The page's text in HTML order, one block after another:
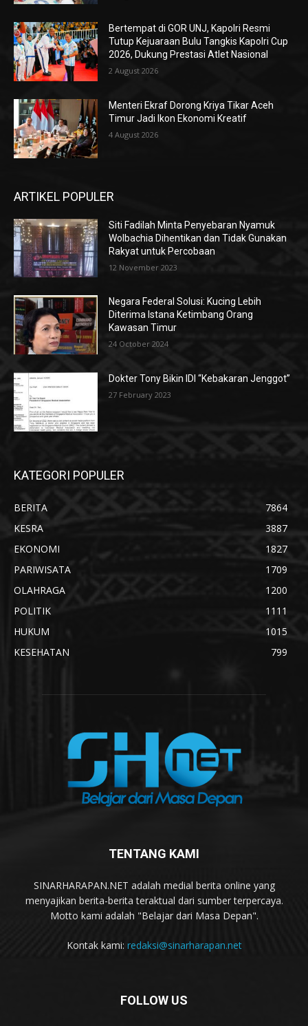
Bertempat di GOR UNJ, Kapolri Resmi
Tutup Kejuaraan Bulu Tangkis Kapolri Cup
2026, Dukung Prestasi Atlet Nasional
2 August 2026
Menteri Ekraf Dorong Kriya Tikar Aceh
Timur Jadi Ikon Ekonomi Kreatif
4 August 2026
ARTIKEL POPULER
Siti Fadilah Minta Penyebaran Nyamuk
Wolbachia Dihentikan dan Tidak Gunakan
Rakyat untuk Percobaan
12 November 2023
Negara Federal Solusi: Kucing Lebih
Diterima Istana Ketimbang Orang
Kawasan Timur
24 October 2024
Dokter Tony Bikin IDI “Kebakaran Jenggot”
27 February 2023
KATEGORI POPULER
BERITA
7864
KESRA
3887
EKONOMI
1827
PARIWISATA
1709
OLAHRAGA
1200
POLITIK
1111
HUKUM
1015
KESEHATAN
799
TENTANG KAMI
SINARHARAPAN.NET adalah medial berita online yang
menyajikan berita-berita teraktual dari sumber terpercaya.
Motto kami adalah "Belajar dari Masa Depan".
Kontak kami: redaksi@sinarharapan.net
FOLLOW US